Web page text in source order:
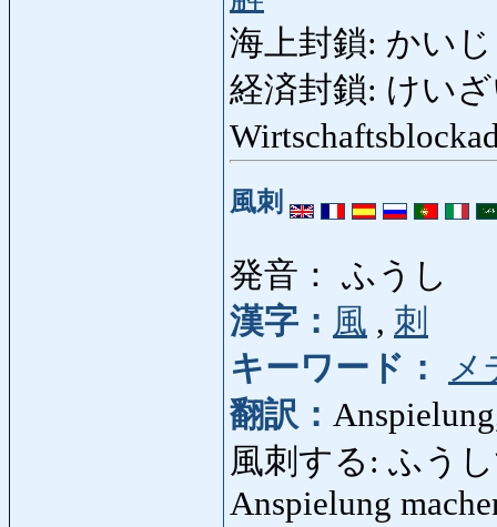
海上封鎖: かい
経済封鎖: けい
風刺
発音： ふうし
漢字： 風 , 刺
キーワード：
メ
翻訳：
風刺する: ふうし
Anspielung